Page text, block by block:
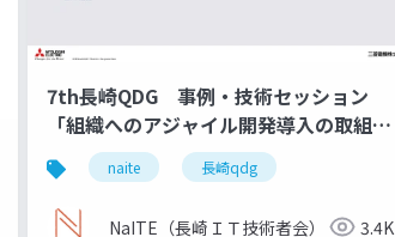
モチベーション
7th長崎QDG 事例・技術セッション
「組織へのアジャイル開発導入の取組事
例」
naite 長崎qdg
NaITE（長崎ＩＴ技術者会） 3.4K